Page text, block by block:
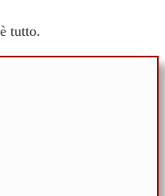
tutto.